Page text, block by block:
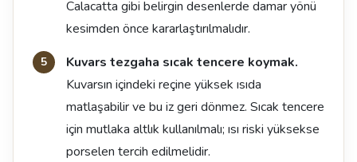
Calacatta gibi belirgin desenlerde damar yönü
kesimden önce kararlaştırılmalıdır.
Kuvars tezgaha sıcak tencere koymak.
Kuvarsın içindeki reçine yüksek ısıda
matlaşabilir ve bu iz geri dönmez. Sıcak tencere
için mutlaka altlık kullanılmalı; ısı riski yüksekse
porselen tercih edilmelidir.